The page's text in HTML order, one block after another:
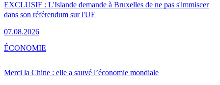
EXCLUSIF : L'Islande demande à Bruxelles de ne pas s'immiscer
dans son référendum sur l'UE
07.08.2026
Merci la Chine : elle a sauvé l’économie mondiale
ÉCONOMIE